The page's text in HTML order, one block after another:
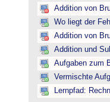
Addition von
Wo liegt der
Addition von
Addition und
Aufgaben zum
Vermischte
Lernpfad: